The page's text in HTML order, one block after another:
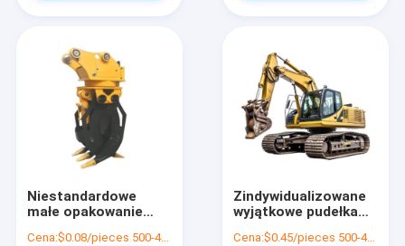
Niestandardowe
małe opakowanie
biżuterię Pudełko dla
Cena:$0.08/pieces 500-4999 pieces
Zindywidualizowane
wyjątkowe pudełka
Drukowanie
Cena:$0.45/pieces 500-4999 pieces